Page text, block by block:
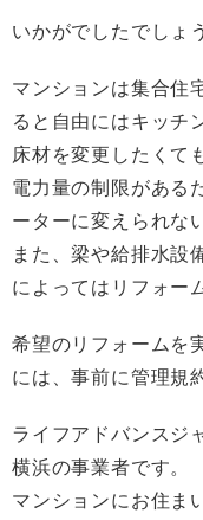
いかがでしたでしょ
マンションは集合住
ると自由にはキッチ
床材を変更したくて
電力量の制限がある
ーターに変えられな
また、梁や給排水設
によってはリフォー
希望のリフォームを
には、事前に管理規
ライフアドバンスジ
横浜の事業者です。
マンションにお住ま